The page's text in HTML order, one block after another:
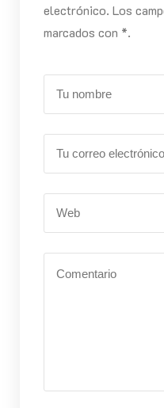
electrónico. Los
marcados con *.